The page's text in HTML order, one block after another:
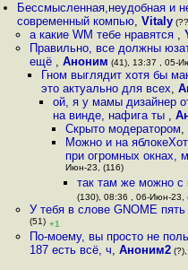
Бессмысленная,неудобная и
современный компью,Vitaly
а какие WM тебе нравятся ,
Правильно, все должны
ещё , Аноним (41), 13:37 , 05-
Гном выглядит хотя бы
это актуально для всех,
ой, я у мамы дизайнер
на винде, нафига ты ,
Скрыто модератором,
Можно и на
при огромных окнах,
Июн-23, (116)
так там же можно с
(130), 08:36 , 06-Июн-23,
У тебя в слове GNOME
(51) +1
По-моему, вы просто не
187 есть всё, ч, Аноним2(?),